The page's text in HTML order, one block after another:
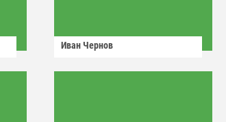
Иван Чернов